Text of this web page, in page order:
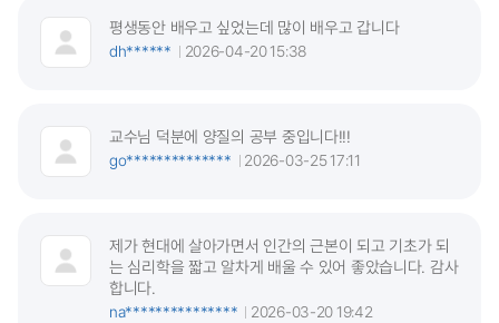
평생동안 배우고 싶었는데 많이 배우고 갑니다
dh******
2026-04-20 15:38
교수님 덕분에 양질의 공부 중입니다!!!
go**************
2026-03-25 17:11
제가 현대에 살아가면서 인간의 근본이 되고 기초가 되
는 심리학을 짧고 알차게 배울 수 있어 좋았습니다. 감사
합니다.
na***************
2026-03-20 19:42